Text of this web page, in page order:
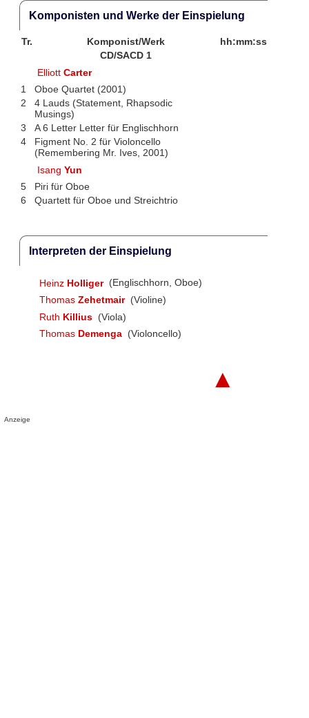
Komponisten und Werke der Einspielung
Tr. Komponist/Werk
hh:mm:ss
CD/SACD 1
ElliottCarter
1
Oboe Quartet (2001)
2
4 Lauds (Statement, Rhapsodic
Musings)
3
A 6 Letter Letter für Englischhorn
4
Figment No. 2 für Violoncello
(Remembering Mr. Ives, 2001)
IsangYun
5
Piri für Oboe
6
Quartett für Oboe und Streichtrio
Interpreten der Einspielung
Heinz Holliger (Englischhorn, Oboe)
Thomas Zehetmair (Violine)
Ruth Killius (Viola)
Thomas Demenga (Violoncello)
▲
Anzeige